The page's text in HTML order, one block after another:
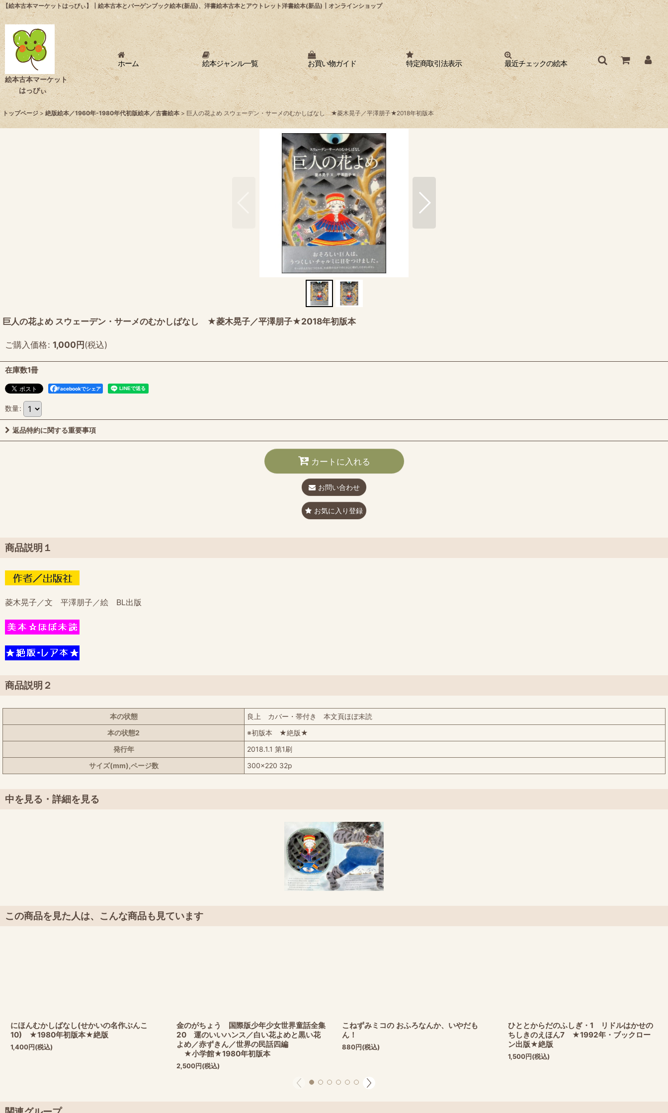
【絵本古本マーケットはっぴぃ】┃絵本古本とバーゲンブック絵本(新品)、洋書絵本古本とアウトレット洋書絵本(新品)┃オンラインショップ
絵本古本マーケット
はっぴぃ
ホーム 絵本ジャンル一覧 お買い物ガイド 特定商取引法表示 最近チェックの絵本
トップページ > 絶版絵本／1960年-1980年代初版絵本／古書絵本 > 巨人の花よめ スウェーデン・サーメのむかしばなし ★菱木晃子／平澤朋子★2018年初版本
巨人の花よめ スウェーデン・サーメのむかしばなし ★菱木晃子／平澤朋子★2018年初版本
ご購入価格: 1,000円(税込)
在庫数1冊
Facebookでシェア
数量:
返品特約に関する重要事項
カートに入れる
お問い合わせ
お気に入り登録
商品説明１
菱木晃子／文 平澤朋子／絵 BL出版
商品説明２
本の状態
良上 カバー・帯付き 本文頁ほぼ未読
本の状態2
※初版本 ★絶版★
発行年
2018.1.1 第1刷
サイズ(mm),ページ数
300x220 32p
中を見る・詳細を見る
この商品を見た人は、こんな商品も見ています
にほんむかしばなし(せかいの名作ぶんこ
10) ★1980年初版本★絶版
1,400円(税込)
金のがちょう 国際版少年少女世界童話全集
20 運のいいハンス／白い花よめと黒い花
よめ／赤ずきん／世界の民話四編
★小学館★1980年初版本
2,500円(税込)
こねずみミコの おふろなんか、いやだも
ん！
880円(税込)
ひととからだのふしぎ・1 リドルはかせの
ちしきのえほん7 ★1992年・ブックロー
ン出版★絶版
1,500円(税込)